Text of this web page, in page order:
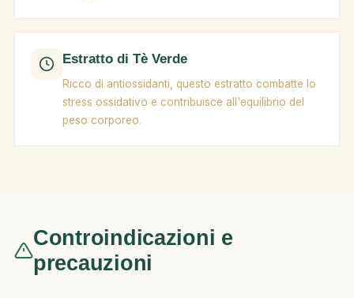
Estratto di Tè Verde
Ricco di antiossidanti, questo estratto combatte lo
stress ossidativo e contribuisce all'equilibrio del
peso corporeo.
Controindicazioni e
precauzioni